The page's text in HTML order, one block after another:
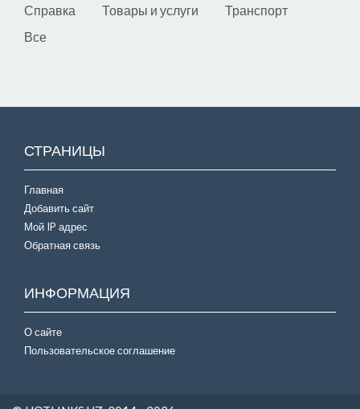
Справка
Товары и услуги
Транспорт
Все
СТРАНИЦЫ
Главная
Добавить сайт
Мой IP адрес
Обратная связь
ИНФОРМАЦИЯ
О сайте
Пользовательское соглашение